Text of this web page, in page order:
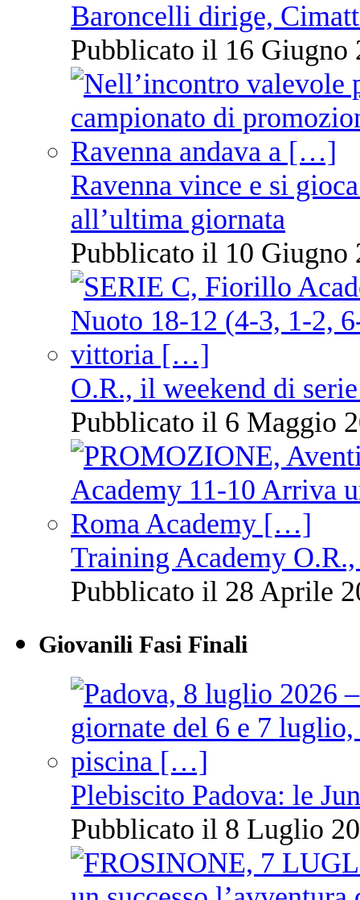
Baroncelli dirige,
Pubblicato il 16 Giugno
Ravenna vince e si
all’ultima giornata
Pubblicato il 10 Giugno
O.R., il weekend di
Pubblicato il 6 Maggio
Training Academy
Pubblicato il 28 Aprile
Giovanili Fasi Finali
Plebiscito Padova: le
Pubblicato il 8 Luglio